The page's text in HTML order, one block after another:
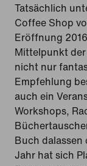
Tatsächlich
Coffee Shop
Eröffnung
Mittelpunkt
nicht nur
Empfehlung
auch ein
Workshops,
Buch dalassen
Jahr hat sich